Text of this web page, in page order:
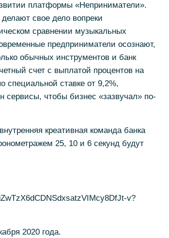
платформы «Неприниматели».
свое дело вопреки
сравнении музыкальных
предприниматели осознают,
обычных инструментов и банк
счет с выплатой процентов на
специальной ставке от 9,2%,
сервисы, чтобы бизнес «зазвучал» по-
креативная команда банка
25, 10 и 6 секунд будут
v?
2020 года.